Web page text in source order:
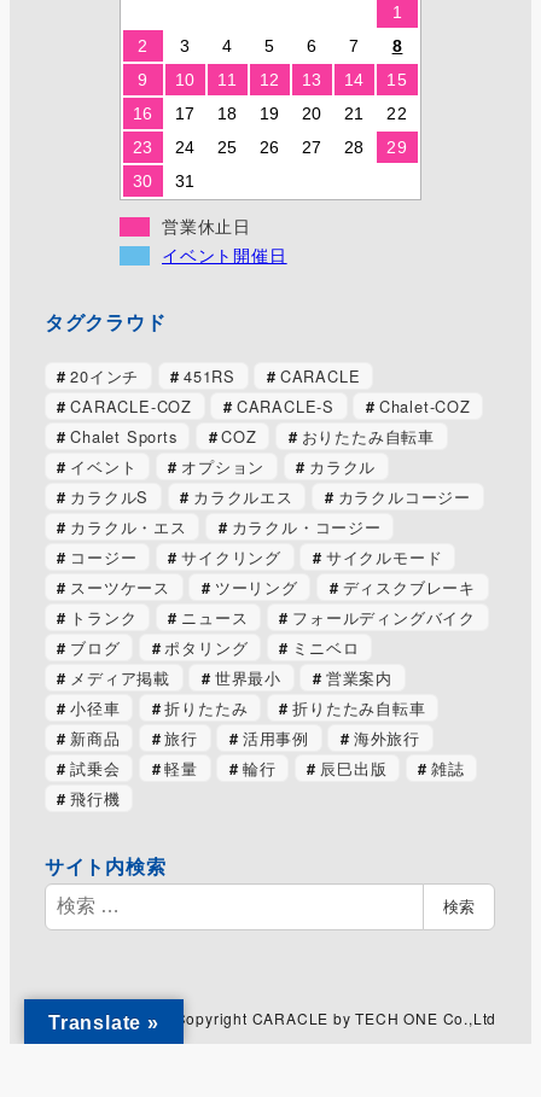
1
2
3 4 5 6 7
8
9
10 11 12 13 14
15
16
17 18 19 20 21
22
23
24 25 26 27 28
29
30
31
営業休止日
イベント開催日
タグクラウド
20インチ 451RS
CARACLE
CARACLE-COZ
CARACLE-S
Chalet-COZ
Chalet Sports
COZ
おりたたみ自転車
イベント
オプション
カラクル
カラクルS
カラクルエス
カラクルコージー
カラクル・エス
カラクル・コージー
コージー
サイクリング
サイクルモード
スーツケース
ツーリング
ディスクブレーキ
トランク
ニュース
フォールディングバイク
ブログ
ポタリング
ミニベロ
メディア掲載
世界最小
営業案内
小径車
折りたたみ
折りたたみ自転車
新商品
旅行 活用事例
海外旅行
試乗会
軽量 輪行 辰巳出版
雑誌
飛行機
サイト内検索
検
索
検索
Copyright CARACLE by TECH ONE Co.,Ltd
Translate »